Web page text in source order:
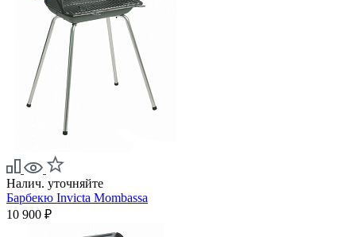
Налич. уточняйте
Барбекю Invicta Mombassa
10 900 ₽